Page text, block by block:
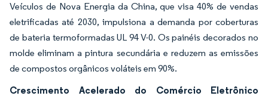
Veículos de Nova Energia da China, que visa 40% de vendas
eletrificadas até 2030, impulsiona a demanda por coberturas
de bateria termoformadas UL 94 V-0. Os painéis decorados no
molde eliminam a pintura secundária e reduzem as emissões
de compostos orgânicos voláteis em 90%.
Crescimento Acelerado do Comércio Eletrônico